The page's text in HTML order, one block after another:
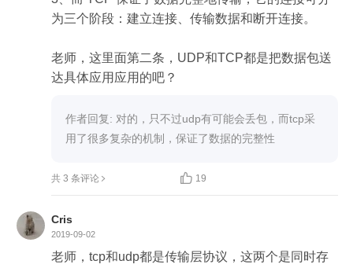
为三个阶段：建立连接、传输数据和断开连接。
老师，这里面第二条，UDP和TCP都是把数据包送
达具体应用应用的吧？
作者回复: 对的，只不过udp有可能会丢包，而tcp采
用了很多复杂的机制，保证了数据的完整性
共 3 条评论  19
Cris
2019-09-02
老师，tcp和udp都是传输层协议，这两个是同时存